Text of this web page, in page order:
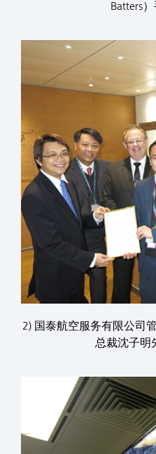
Batters）
2) 国泰航空服务有限公司
总裁沈子明